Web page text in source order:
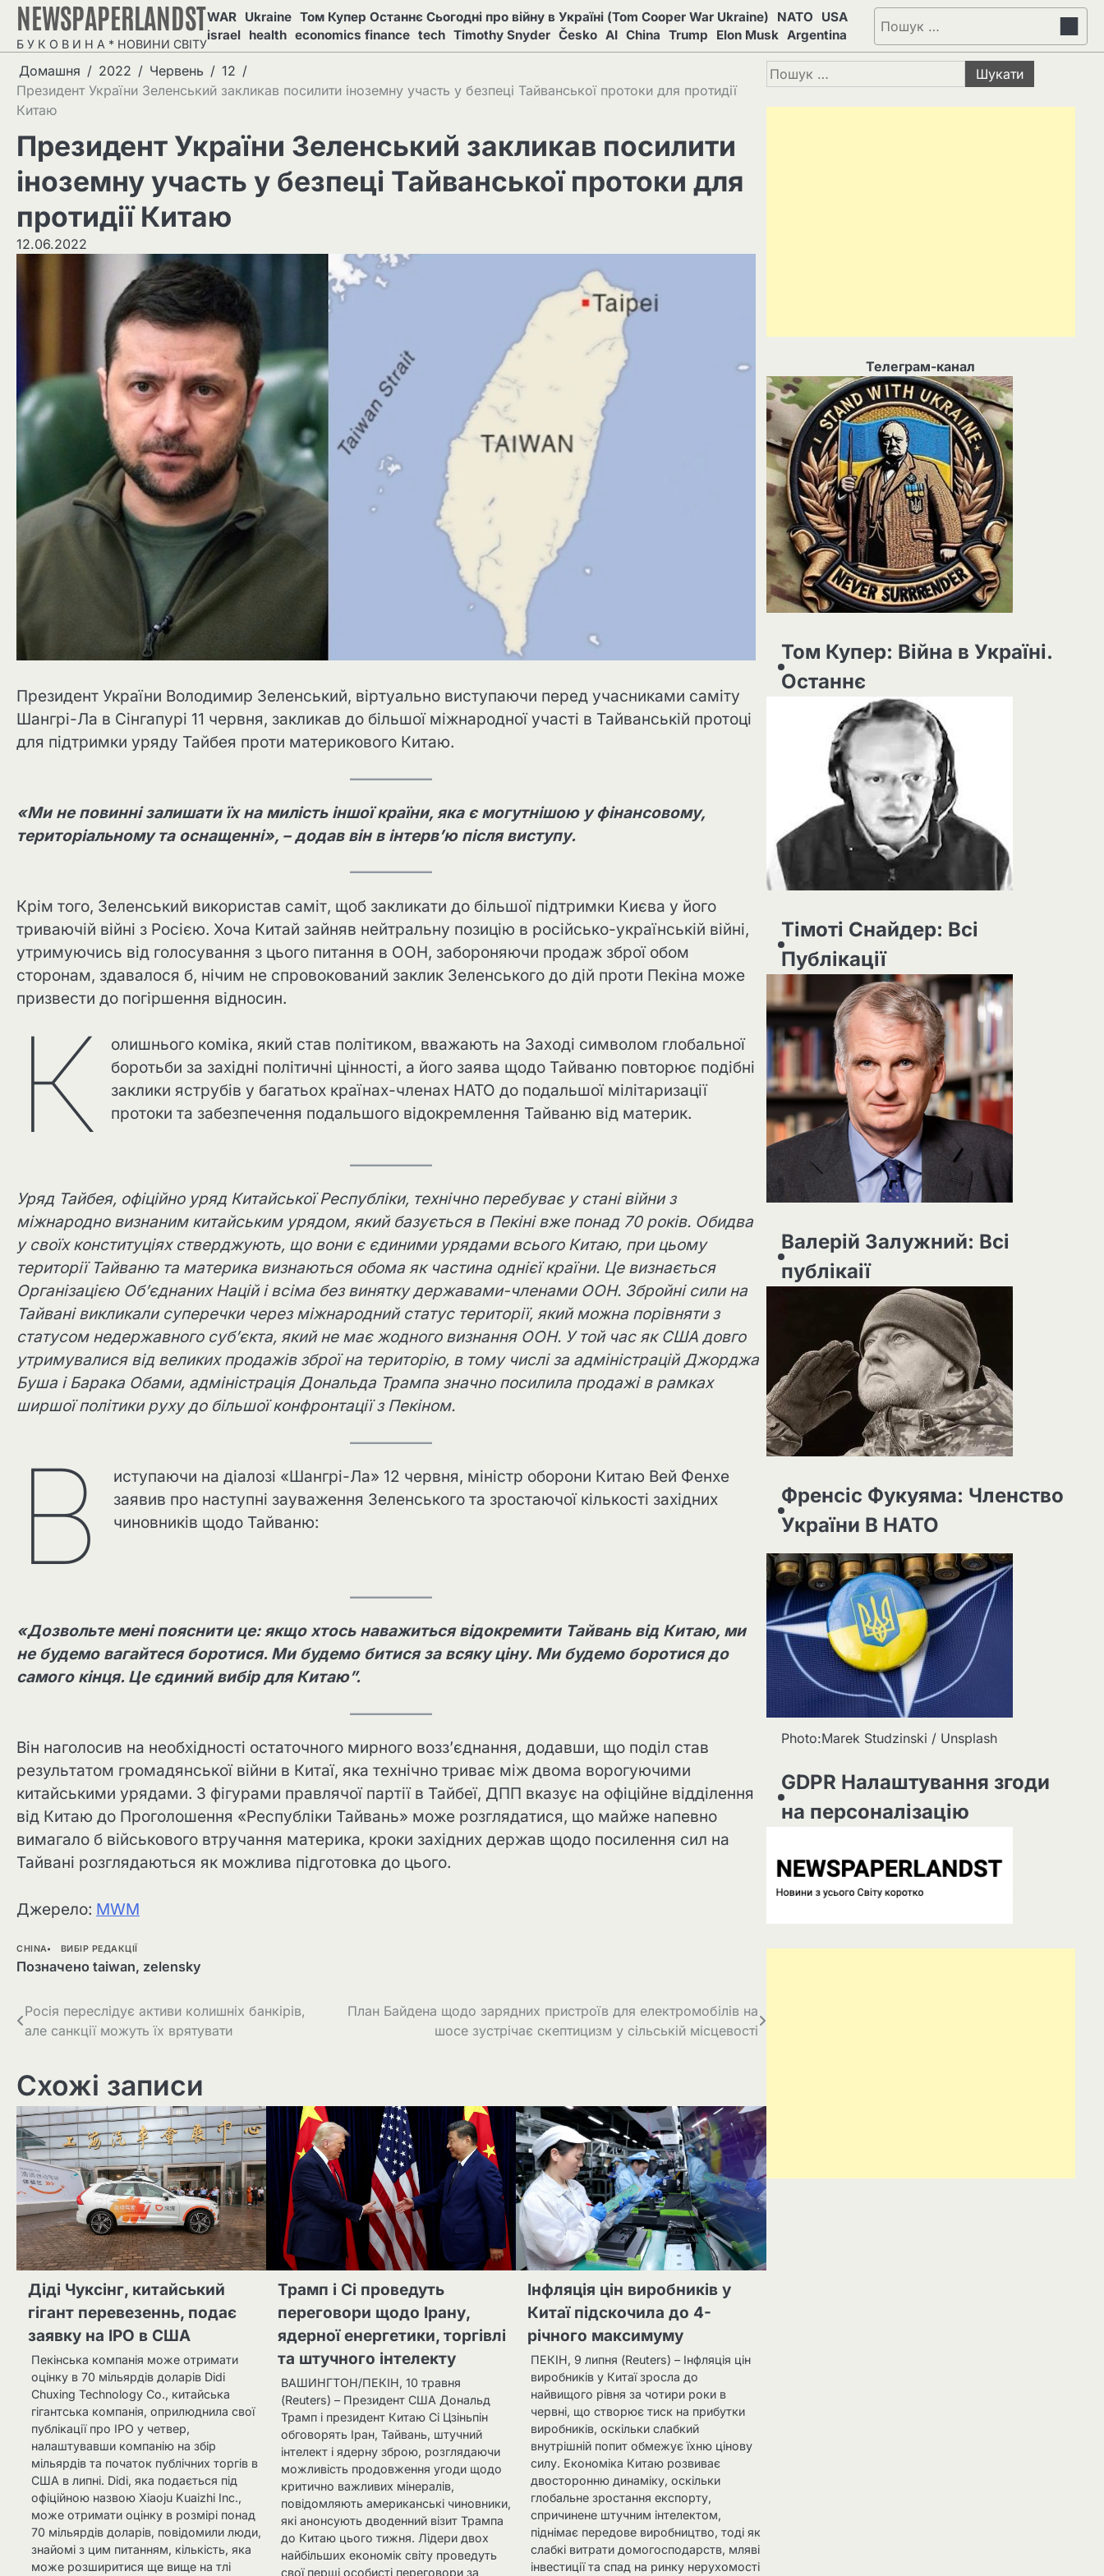
Перейти
вмісту
NEWSPAPERLANDST
Б У К О В И Н А * НОВИНИ СВІТУ
WAR Ukraine Том Купер Останнє Сьогодні про війну в Україні (Tom Cooper War Ukraine) NATO
USA
israel health economics finance tech Timothy Snyder Česko AI China Trump Elon Musk Argentina
Пошук:
Домашня 2022 Червень
12
Президент України Зеленський закликав посилити іноземну участь у безпеці Тайванської протоки для протидії
Китаю
Президент України Зеленський закликав посилити
іноземну участь у безпеці Тайванської протоки для
протидії Китаю
12.06.2022
Президент України Володимир Зеленський, віртуально виступаючи перед учасниками саміту
Шангрі-Ла в Сінгапурі 11 червня, закликав до більшої міжнародної участі в Тайванській протоці
для підтримки уряду Тайбея проти материкового Китаю.
«Ми не повинні залишати їх на милість іншої країни, яка є могутнішою у фінансовому,
територіальному та оснащенні», – додав він в інтерв’ю після виступу.
Крім того, Зеленський використав саміт, щоб закликати до більшої підтримки Києва у його
триваючій війні з Росією. Хоча Китай зайняв нейтральну позицію в російсько-українській війні,
утримуючись від голосування з цього питання в ООН, забороняючи продаж зброї обом
сторонам, здавалося б, нічим не спровокований заклик Зеленського до дій проти Пекіна може
призвести до погіршення відносин.
К
олишнього коміка, який став політиком, вважають на Заході символом глобальної
боротьби за західні політичні цінності, а його заява щодо Тайваню повторює подібні
заклики яструбів у багатьох країнах-членах НАТО до подальшої мілітаризації
протоки та забезпечення подальшого відокремлення Тайваню від материк.
Уряд Тайбея, офіційно уряд Китайської Республіки, технічно перебуває у стані війни з
міжнародно визнаним китайським урядом, який базується в Пекіні вже понад 70 років. Обидва
у своїх конституціях стверджують, що вони є єдиними урядами всього Китаю, при цьому
території Тайваню та материка визнаються обома як частина однієї країни. Це визнається
Організацією Об’єднаних Націй і всіма без винятку державами-членами ООН. Збройні сили на
Тайвані викликали суперечки через міжнародний статус території, який можна порівняти з
статусом недержавного суб’єкта, який не має жодного визнання ООН. У той час як США довго
утримувалися від великих продажів зброї на територію, в тому числі за адміністрацій Джорджа
Буша і Барака Обами, адміністрація Дональда Трампа значно посилила продажі в рамках
ширшої політики руху до більшої конфронтації з Пекіном.
В
иступаючи на діалозі «Шангрі-Ла» 12 червня, міністр оборони Китаю Вей Фенхе
заявив про наступні зауваження Зеленського та зростаючої кількості західних
чиновників щодо Тайваню:
«Дозвольте мені пояснити це: якщо хтось наважиться відокремити Тайвань від Китаю, ми
не будемо вагайтеся боротися. Ми будемо битися за всяку ціну. Ми будемо боротися до
самого кінця. Це єдиний вибір для Китаю”.
Він наголосив на необхідності остаточного мирного возз’єднання, додавши, що поділ став
результатом громадянської війни в Китаї, яка технічно триває між двома ворогуючими
китайськими урядами. З фігурами правлячої партії в Тайбеї, ДПП вказує на офіційне відділення
від Китаю до Проголошення «Республіки Тайвань» може розглядатися, що майже напевно
вимагало б військового втручання материка, кроки західних держав щодо посилення сил на
Тайвані розглядаються як можлива підготовка до цього.
Джерело: MWM
CHINA ВИБІР РЕДАКЦІЇ
Позначено taiwan, zelensky
Навігація
записів
Росія переслідує активи колишніх банкірів,
але санкції можуть їх врятувати
План Байдена щодо зарядних пристроїв для електромобілів на
шосе зустрічає скептицизм у сільській місцевості
Схожі записи
Діді Чуксінг, китайський
гігант перевезеннь, подає
заявку на IPO в США
Пекінська компанія може отримати
оцінку в 70 мільярдів доларів Didi
Chuxing Technology Co., китайська
гігантська компанія, оприлюднила свої
публікації про IPO у четвер,
налаштувавши компанію на збір
мільярдів та початок публічних торгів в
США в липні. Didi, яка подається під
офіційною назвою Xiaoju Kuaizhi Inc.,
може отримати оцінку в розмірі понад
70 мільярдів доларів, повідомили люди,
знайомі з цим питанням, кількість, яка
може розширитися ще вище на тлі
Трамп і Сі проведуть
переговори щодо Ірану,
ядерної енергетики, торгівлі
та штучного інтелекту
ВАШИНГТОН/ПЕКІН, 10 травня
(Reuters) – Президент США Дональд
Трамп і президент Китаю Сі Цзіньпін
обговорять Іран, Тайвань, штучний
інтелект і ядерну зброю, розглядаючи
можливість продовження угоди щодо
критично важливих мінералів,
повідомляють американські чиновники,
які анонсують дводенний візит Трампа
до Китаю цього тижня. Лідери двох
найбільших економік світу проведуть
свої перші особисті переговори за
Інфляція цін виробників у
Китаї підскочила до 4-
річного максимуму
ПЕКІН, 9 липня (Reuters) – Інфляція цін
виробників у Китаї зросла до
найвищого рівня за чотири роки в
червні, що створює тиск на прибутки
виробників, оскільки слабкий
внутрішній попит обмежує їхню цінову
силу. Економіка Китаю розвиває
двосторонню динаміку, оскільки
глобальне зростання експорту,
спричинене штучним інтелектом,
піднімає передове виробництво, тоді як
слабкі витрати домогосподарств, мляві
інвестиції та спад на ринку нерухомості
Пошук:
Телеграм-канал
Том Купер: Війна в Україні.
Останнє
Тімоті Снайдер: Всі
Публікації
Валерій Залужний: Всі
публікаії
Френсіс Фукуяма: Членство
України В НАТО
Photo:Marek Studzinski / Unsplash
GDPR Налаштування згоди
на персоналізацію